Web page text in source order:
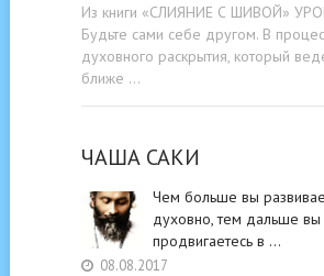
Из книги «СЛИЯНИЕ С ШИВОЙ»
Будьте cами cебе другом. В
духовного раскрытия, который
ближе …
ЧАША САКИ
Чем больше вы
духовно, тем дальше вы
продвигаетесь в …
08.08.2017